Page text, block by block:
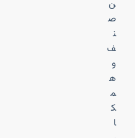
ن
ص
ن
ف
و
ه
م
ک
ا